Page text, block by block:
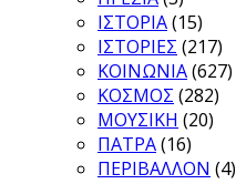
ΙΣΤΟΡΙΑ(15)
ΙΣΤΟΡΙΕΣ (217)
ΚΟΙΝΩΝΙΑ(627)
ΚΟΣΜΟΣ (282)
ΜΟΥΣΙΚΗ (20)
ΠΑΤΡΑ(16)
ΠΕΡΙΒΑΛΛΟΝ (4)